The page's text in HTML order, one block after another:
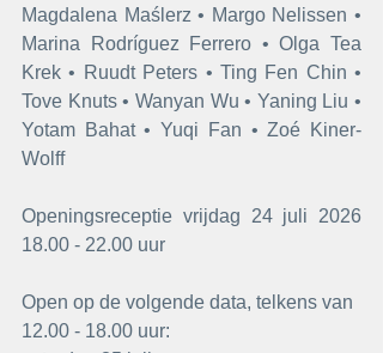
Magdalena Maślerz • Margo Nelissen •
Marina Rodríguez Ferrero • Olga Tea
Krek • Ruudt Peters • Ting Fen Chin •
Tove Knuts • Wanyan Wu • Yaning Liu •
Yotam Bahat • Yuqi Fan • Zoé Kiner-
Wolff
Openingsreceptie vrijdag 24 juli 2026
18.00 - 22.00 uur
Open op de volgende data, telkens van
12.00 - 18.00 uur: